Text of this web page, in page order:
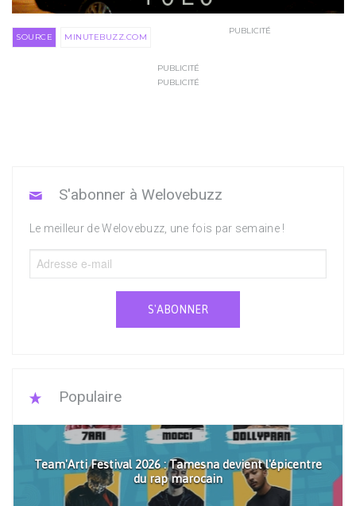
SOURCE MINUTEBUZZ.COM
PUBLICITÉ
PUBLICITÉ
PUBLICITÉ
S'abonner à Welovebuzz
Le meilleur de Welovebuzz, une fois par semaine !
S'ABONNER
Populaire
Team'Arti Festival 2026 : Tamesna devient l'épicentre
du rap marocain